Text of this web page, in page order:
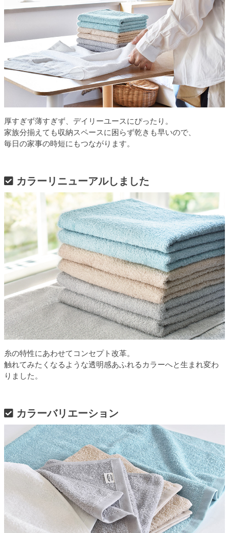
厚すぎず薄すぎず、デイリーユースにぴったり。
家族分揃えても収納スペースに困らず乾きも早いので、
毎日の家事の時短にもつながります。
カラーリニューアルしました
糸の特性にあわせてコンセプト改革。
触れてみたくなるような透明感あふれるカラーへと生まれ変わ
りました。
カラーバリエーション